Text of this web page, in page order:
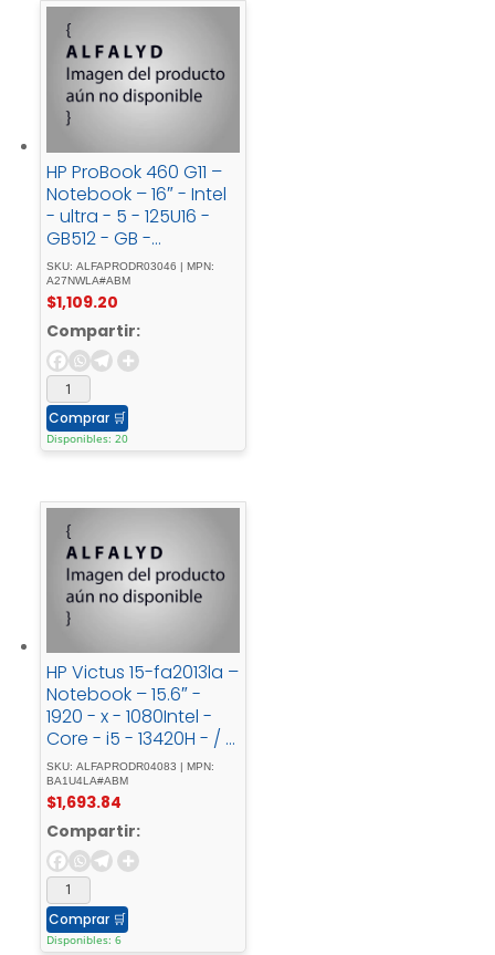
HP ProBook 460 G11 –
Notebook – 16″ - Intel
- ultra - 5 - 125U16 -
GB512 - GB -
SSDWindows - 11 - Pro
SKU: ALFAPRODR03046 | MPN:
A27NWLA#ABM
$1,109.20
Compartir:
Comprar 🛒
Disponibles: 20
HP Victus 15-fa2013la –
Notebook – 15.6″ -
1920 - x - 1080Intel -
Core - i5 - 13420H - / -
4.6 - GHz16 - GBDDR4
- SDRAM512 - GB -
SSDNVIDIA - GeForce -
RTX - 4050Windows -
11 - Home - Single -
LanguageSpanish
SKU: ALFAPRODR04083 | MPN:
BA1U4LA#ABM
$1,693.84
Compartir:
Comprar 🛒
Disponibles: 6